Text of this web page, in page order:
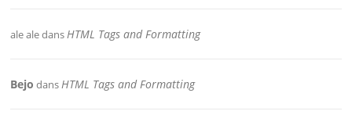
ale aledansHTML Tags and Formatting
Bejo dansHTML Tags and Formatting